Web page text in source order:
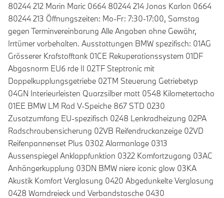
80244 212 Marin Maric 0664 80244 214 Jonas Karlon 0664
80244 213 Öffnungszeiten: Mo-Fr: 7:30-17:00, Samstag
gegen Terminvereinbarung Alle Angaben ohne Gewähr,
Irrtümer vorbehalten. Ausstattungen BMW spezifisch: 01AG
Grösserer Krafstofftank 01CE Rekuperationssystem 01DF
Abgasnorm EU6 rde II 02TF Steptronic mit
Doppelkupplungsgetriebe 02TM Steuerung Getriebetyp
04GN Interieurleisten Quarzsilber matt 0548 Kilometertacho
01EE BMW LM Rad V-Speiche 867 STD 0230
Zusatzumfang EU-spezifisch 0248 Lenkradheizung 02PA
Radschraubensicherung 02VB Reifendruckanzeige 02VD
Reifenpannenset Plus 0302 Alarmanlage 0313
Aussenspiegel Anklappfunktion 0322 Komfortzugang 03AC
Anhängerkupplung 03DN BMW niere iconic glow 03KA
Akustik Komfort Verglasung 0420 Abgedunkelte Verglasung
0428 Warndreieck und Verbandstasche 0430